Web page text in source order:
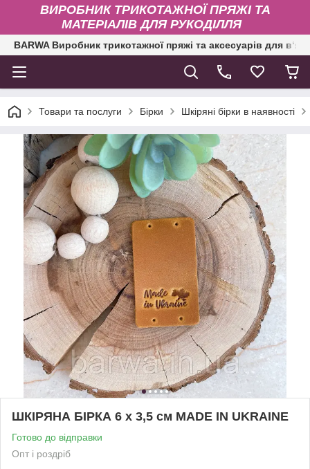
ВИРОБНИК ТРИКОТАЖНОЇ ПРЯЖІ ТА
МАТЕРІАЛІВ ДЛЯ РУКОДІЛЛЯ
BARWA Виробник трикотажної пряжі та аксесуарів для
Товари та послуги Бірки Шкіряні бірки в наявності
ШКІРЯНА БІРКА 6 х 3,5 см MADE IN UKRAINE
Готово до відправки
Опт і роздріб